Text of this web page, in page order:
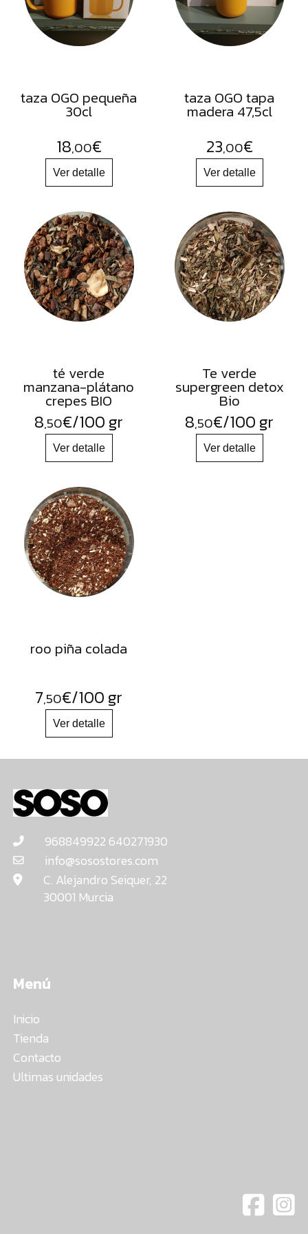
FRUTOS
SECOS
SAL
HARINAS
ACEITES
FLORES
PRODUCTOS
ACCESORIOS
ALIMENTOS
DESHIDRATADOS
taza OGO pequeña
30cl
18,00€
taza OGO tapa
madera 47,5cl
23,00€
té verde
manzana-plátano
crepes BIO
8,50€/100 gr
Te verde
supergreen detox
Bio
8,50€/100 gr
roo piña colada
7,50€/100 gr
968849922 640271930
info@sosostores.com
C. Alejandro Seiquer, 22
30001 Murcia
Menú
Inicio
Tienda
Contacto
Ultimas unidades